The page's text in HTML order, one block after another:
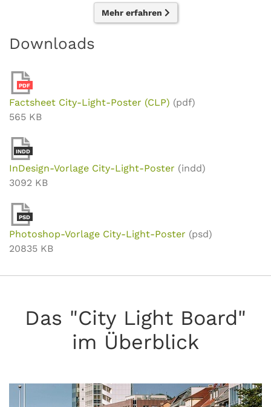
Mehr erfahren
Downloads
PDF
Factsheet City-Light-Poster (CLP) (pdf)
565 KB
INDD
InDesign-Vorlage City-Light-Poster (indd)
3092 KB
PSD
Photoshop-Vorlage City-Light-Poster (psd)
20835 KB
Das "City Light Board"
im Überblick